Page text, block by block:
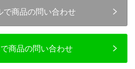
で商品の問い合わせ
商品の問い合わせ